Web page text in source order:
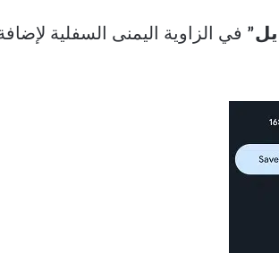
في الزاوية اليمنى السفلية